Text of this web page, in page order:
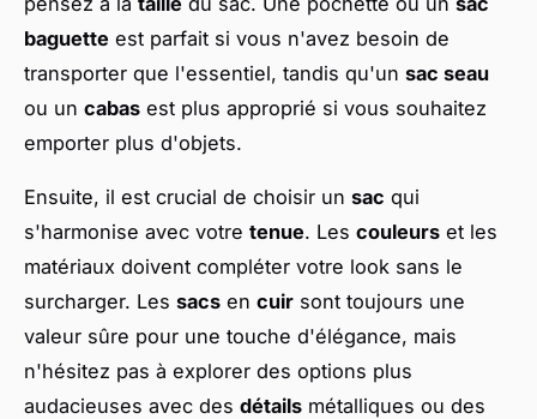
baguette est parfait si vous n'avez besoin de
transporter que l'essentiel, tandis qu'un sac seau
ou un cabas est plus approprié si vous souhaitez
emporter plus d'objets.
Ensuite, il est crucial de choisir un sac qui
s'harmonise avec votre tenue. Les couleurs et les
matériaux doivent compléter votre look sans le
surcharger. Les sacs en cuir sont toujours une
valeur sûre pour une touche d'élégance, mais
n'hésitez pas à explorer des options plus
audacieuses avec des détails métalliques ou des